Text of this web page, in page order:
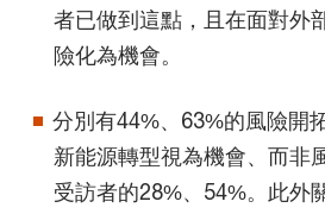
者已做到這點，且在面對外
險化為機會。
分別有44%、63%的風險開
新能源轉型視為機會、而非
受訪者的28%、54%。此外